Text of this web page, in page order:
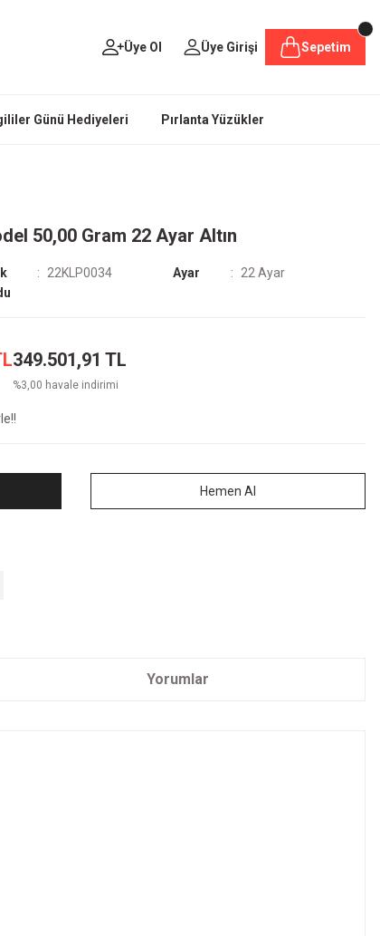
Üye Ol Üye Girişi Sepetim
Günü Hediyeleri Pırlanta Yüzükler
50,00 Gram 22 Ayar Altın
22KLP0034 Ayar 22 Ayar
349.501,91 TL
%3,00 havale indirimi
Hemen Al
Yorumlar